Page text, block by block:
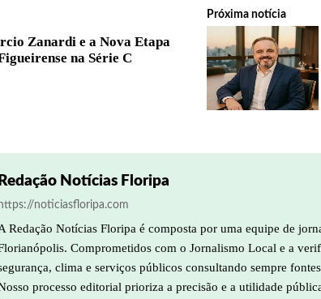
Zanardi e a Nova Etapa
na Série C
Próxima notícia
Redação Notícias Floripa
https://noticiasfloripa.com
Redação Notícias Floripa é composta por uma equipe de
Comprometidos com o Jornalismo Local e a
clima e serviços públicos consultando sempre
processo editorial prioriza a precisão e a utilidade